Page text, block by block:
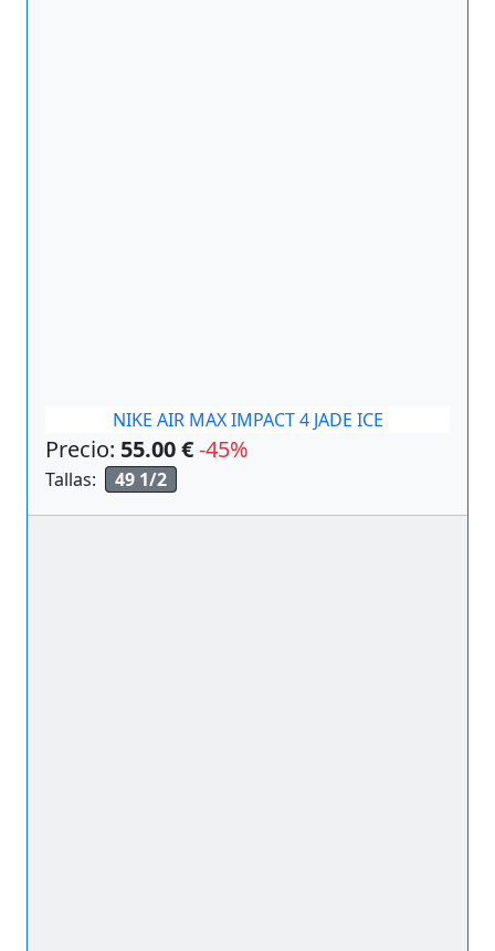
NIKE AIR MAX IMPACT 4 JADE ICE
Precio: 55.00 €-45%
Tallas: 49 1/2